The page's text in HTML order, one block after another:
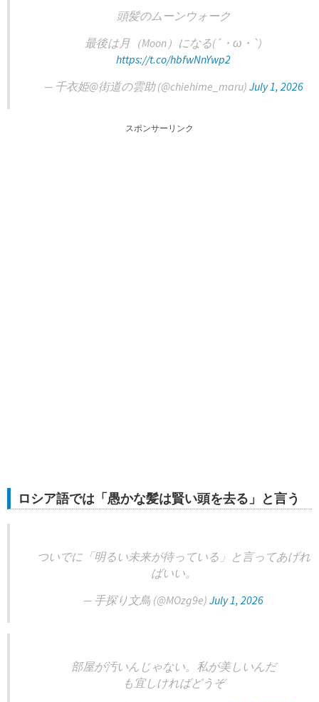
頭髪のムーンウォーク
最後は月（Moon）になる(´・ω・`)
https://t.co/hbfwNnYwp2
— 千衣姫@街道の雲助 (@chiehime_maru) July 1, 2026
スポンサーリンク
ロシア語では「愚かな髪は賢い頭を去る」と言う
ついでに「明るい未来が待っている」と言ってあげれ
ばいい。
— 手探り文鳥 (@MOzg9e) July 1, 2026
部屋が汚いんじゃない。私が美しいんだ
も宜しければどうぞ